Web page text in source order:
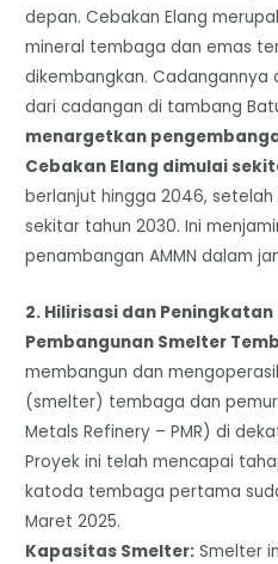
depan. Cebakan Elang
mineral tembaga dan emas
dikembangkan. Cadangannya
dari cadangan di tambang
menargetkan
Cebakan Elang dimulai
berlanjut hingga 2046,
sekitar tahun 2030. Ini
penambangan AMMN dalam
​2. Hilirisasi dan
​Pembangunan Smelter
membangun dan
(smelter) tembaga dan
Metals Refinery – PMR) di
Proyek ini telah mencapai
katoda tembaga pertama
Maret 2025.
​Kapasitas Smelter: Smelter